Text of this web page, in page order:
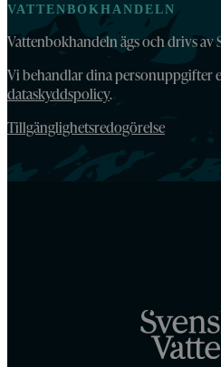
VATTENBOKHANDELN
Vattenbokhandeln ägs och drivs av
Vi behandlar dina personuppgifter
dataskyddspolicy.
Tillgänglighetsredogörelse